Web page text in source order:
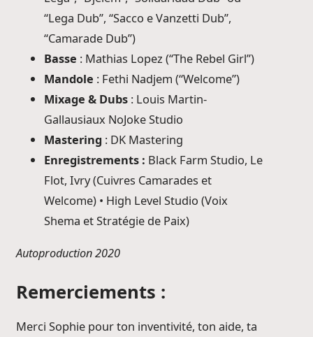
“Lega Dub”, “Sacco e Vanzetti Dub”,
“Camarade Dub”)
Basse : Mathias Lopez (“The Rebel Girl”)
Mandole : Fethi Nadjem (“Welcome”)
Mixage & Dubs: Louis Martin-
Gallausiaux NoJoke Studio
Mastering : DK Mastering
Enregistrements : Black Farm Studio, Le
Flot, Ivry (Cuivres Camarades et
Welcome) • High Level Studio (Voix
Shema et Stratégie de Paix)
Autoproduction 2020
Remerciements :
Merci Sophie pour ton inventivité, ton aide, ta